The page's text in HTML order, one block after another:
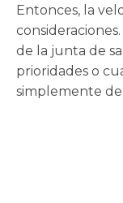
Entonces, la
de la junta de
prioridades o
simplemente